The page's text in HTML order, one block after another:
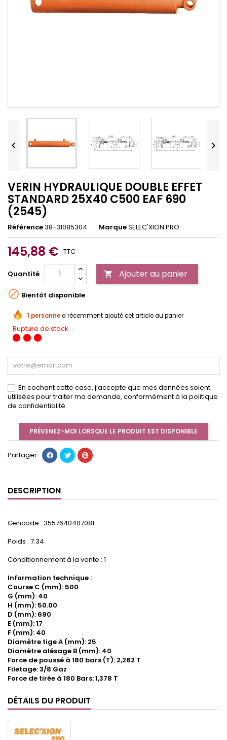
 
VERIN HYDRAULIQUE DOUBLE EFFET
STANDARD 25X40 C500 EAF 690
(2545)
Référence38-31085304 MarqueSELEC'XION PRO
145,88 € TTC
Quantité  Ajouter au panier
 Bientôt disponible
1 personnea récemment ajouté cet article au panier
Rupture de stock
En cochant cette case, j’accepte que mes données soient
utilisées pour traiter ma demande, conformément à la politique
de confidentialité.
PRÉVENEZ-MOI LORSQUE LE PRODUIT EST DISPONIBLE
Partager
DESCRIPTION
Gencode : 3557640407081
Poids : 7.34
Conditionnement à la vente : 1
Information technique :
Course C (mm): 500
G (mm): 40
H (mm): 50.00
D (mm): 690
E (mm): 17
F (mm): 40
Diamètre tige A (mm): 25
Diamètre alésage B (mm): 40
Force de poussé à 180 bars (T): 2,262 T
Filetage: 3/8 Gaz
Force de tirée à 180 Bars: 1,378 T
DÉTAILS DU PRODUIT